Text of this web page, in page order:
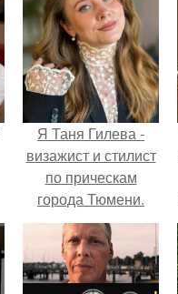
Я Таня Гилева -
визажист и стилист
по прическам
города Тюмени.